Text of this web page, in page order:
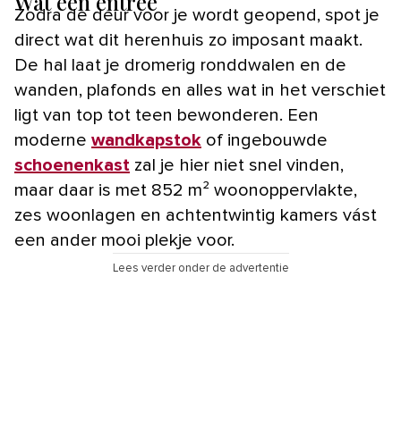
Zodra de deur voor je wordt geopend, spot je
direct wat dit herenhuis zo imposant maakt.
De hal laat je dromerig ronddwalen en de
wanden, plafonds en alles wat in het verschiet
ligt van top tot teen bewonderen. Een
moderne wandkapstok of ingebouwde
schoenenkast zal je hier niet snel vinden,
maar daar is met 852 m² woonoppervlakte,
zes woonlagen en achtentwintig kamers vást
een ander mooi plekje voor.
Lees verder onder de advertentie